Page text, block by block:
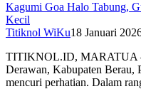
Kagumi Goa Halo Tabung,
Kecil
Titiknol WiKu18 Januari
TITIKNOL.ID, MARATUA –
Derawan, Kabupaten Berau,
mencuri perhatian. Dalam